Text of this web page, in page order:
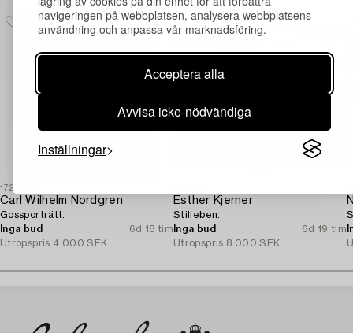
navigeringen på webbplatsen, analysera webbplatsens
användning och anpassa vår marknadsföring.
Acceptera alla
Avvisa icke-nödvändiga
Inställningar
1727369
Carl Wilhelm Nordgren
Gossporträtt.
Inga bud
6d 18 tim
Utropspris 4 000 SEK
Esther Kjerner
Stilleben.
Inga bud
6d 19 tim
Utropspris 8 000 SEK